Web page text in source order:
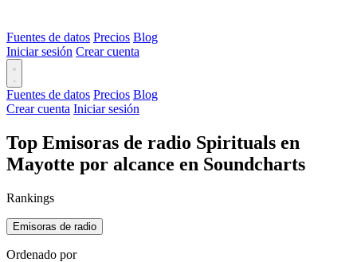
Fuentes de datos Precios Blog
Iniciar sesión Crear cuenta
Fuentes de datos Precios Blog
Crear cuenta Iniciar sesión
Top Emisoras de radio Spirituals en
Mayotte por alcance en Soundcharts
Rankings
Emisoras de radio
Ordenado por